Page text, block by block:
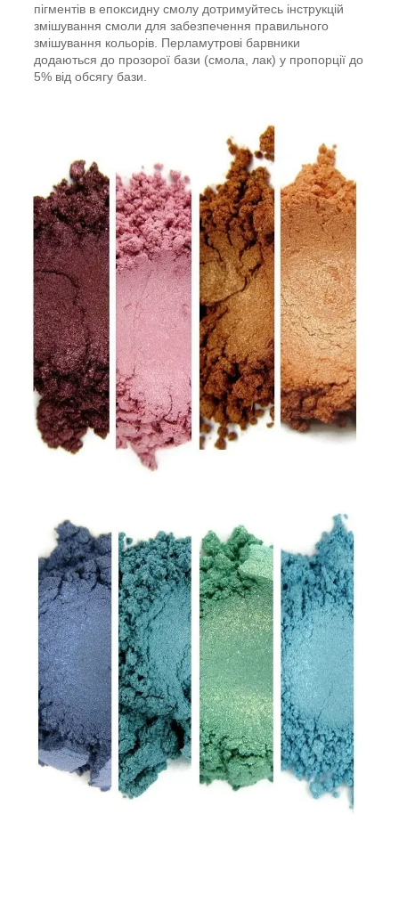
пігментів в епоксидну смолу дотримуйтесь інструкцій
змішування смоли для забезпечення правильного
змішування кольорів. Перламутрові барвники
додаються до прозорої бази (смола, лак) у пропорції до
5% від обсягу бази.